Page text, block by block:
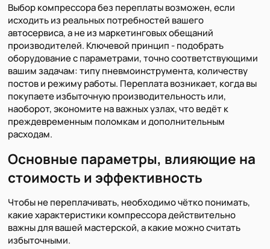
Выбор компрессора без переплаты возможен, если
исходить из реальных потребностей вашего
автосервиса, а не из маркетинговых обещаний
производителей. Ключевой принцип - подобрать
оборудование с параметрами, точно соответствующими
вашим задачам: типу пневмоинструмента, количеству
постов и режиму работы. Переплата возникает, когда вы
покупаете избыточную производительность или,
наоборот, экономите на важных узлах, что ведёт к
преждевременным поломкам и дополнительным
расходам.
Основные параметры, влияющие на
стоимость и эффективность
Чтобы не переплачивать, необходимо чётко понимать,
какие характеристики компрессора действительно
важны для вашей мастерской, а какие можно считать
избыточными.